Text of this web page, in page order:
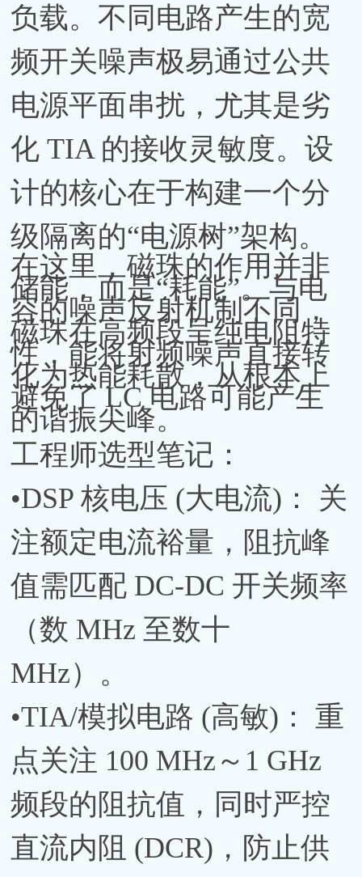
负载。不同电路产生的宽
频开关噪声极易通过公共
电源平面串扰，尤其是劣
化 TIA 的接收灵敏度。设
计的核心在于构建一个分
级隔离的“电源树”架构。
在这里，磁珠的作用并非
储能，而是“耗能”。与电
容的噪声反射机制不同，
磁珠在高频段呈纯电阻特
性，能将射频噪声直接转
化为热能耗散，从根本上
避免了 LC 电路可能产生
的谐振尖峰。
工程师选型笔记：
•DSP 核电压 (大电流)： 关
注额定电流裕量，阻抗峰
值需匹配 DC-DC 开关频率
（数 MHz 至数十
MHz）。
•TIA/模拟电路 (高敏)： 重
点关注 100 MHz～1 GHz
频段的阻抗值，同时严控
直流内阻 (DCR)，防止供